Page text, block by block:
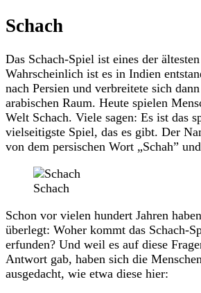
Schach
Das Schach-Spiel ist eines der
Wahrscheinlich ist es in Indien
nach Persien und verbreitete sich
arabischen Raum. Heute spielen
Welt Schach. Viele sagen: Es ist das
vielseitigste Spiel, das es gibt. Der
von dem persischen Wort „Schah”
Schach
Schon vor vielen hundert Jahren
überlegt: Woher kommt das Schach-
erfunden? Und weil es auf diese
Antwort gab, haben sich die
ausgedacht, wie etwa diese hier: